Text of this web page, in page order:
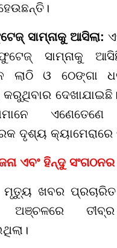
ସାମ୍ନାକୁ ଆସିଲା:
ସାମ୍ନାକୁ
ଲାଠି ଓ ଠେଙ୍ଗା
ଏଣେତେଣେ
ଦୃଶ୍ୟ
ଏବଂ ହିନ୍ଦୁ
ଖବର ପ୍ରଚାରିତ
ଅଞ୍ଚଳରେ